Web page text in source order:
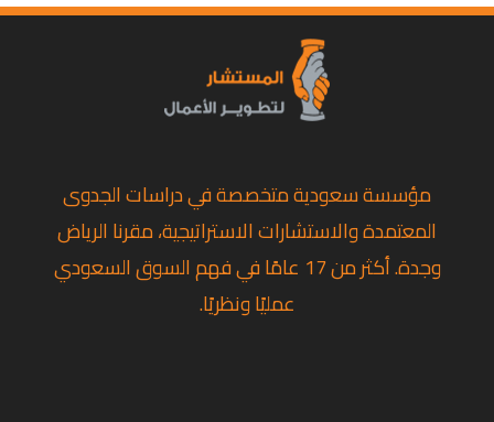
مؤسسة سعودية متخصصة في دراسات الجدوى
المعتمدة والاستشارات الاستراتيجية، مقرنا الرياض
وجدة. أكثر من 17 عامًا في فهم السوق السعودي
عمليًا ونظريًا.